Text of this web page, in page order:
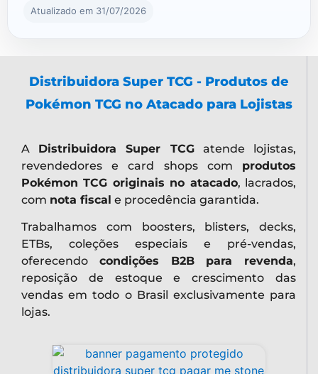
Atualizado em 31/07/2026
Distribuidora Super TCG - Produtos de
Pokémon TCG no Atacado para Lojistas
A Distribuidora Super TCGatende lojistas,
revendedores e card shops com produtos
Pokémon TCG originais no atacado, lacrados,
com nota fiscal e procedência garantida.
Trabalhamos com boosters, blisters, decks,
ETBs, coleções especiais e pré-vendas,
oferecendo condições B2B para revenda,
reposição de estoque e crescimento das
vendas em todo o Brasil exclusivamente para
lojas.